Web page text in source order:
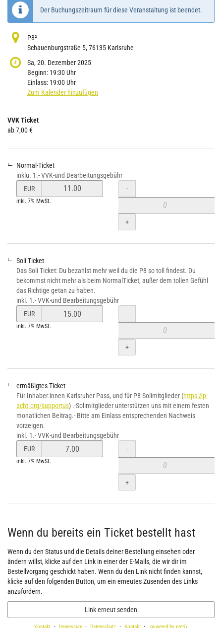
Der Buchungszeitraum für diese Veranstaltung ist beendet.
P8²
Schauenburgstraße 5, 76135 Karlsruhe
Sa, 20. Dezember 2025
Beginn: 19:30Uhr
Einlass: 19:00Uhr
Zum Kalender hinzufügen
Unkategorisierte
VVK Ticket
ab 7,00 €
Normal-Ticket
inklu. 1.- VVK-und Bearbeitungsgebühr
Preis
von
Normal-
EUR
inkl. 7% MwSt.
Menge
-
+
Soli Ticket
Das Soli Ticket: Du bezahlst mehr weil du die P8 so toll findest. Du
bekommst nicht mehr als beim NormalTicket, außer dem tollen Gefühl
das Richtige getan zu haben.
inkl. 1.- VVK-und Bearbeitungsgebühr
Preis
von
Soli
EUR
inkl. 7% MwSt.
Menge
-
+
ermäßigtes Ticket
Für Inhaber:innen Karlsruher Pass, und für P8 Solimitglieder (https://p-
acht.org/supportus) .-Solimitglieder unterstützen uns mit einem festen
monatlichen Beitrag.- Bitte am Einlass entsprechenden Nachweis
vorzeigen.
inkl. 1.- VVK-und Bearbeitungsgebühr
Preis
von
ermäßigtes
EUR
inkl. 7% MwSt.
Menge
-
+
Wenn du bereits ein Ticket bestellt hast
Wenn du den Status und die Details deiner Bestellung einsehen oder
ändern willst, klicke auf den Link in einer der E-Mails, die wir dir im
Bestellvorgang geschickt haben. Wenn du den Link nicht finden kannst,
klicke auf den folgenden Button, um ein erneutes Zusenden des Links
anzufordern.
Link erneut senden